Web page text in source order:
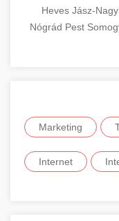
Heves Jász-
Nógrád Pest
Marketing
Internet